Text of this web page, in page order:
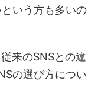
いう方も多いの
来のSNSとの違
の選び方につい